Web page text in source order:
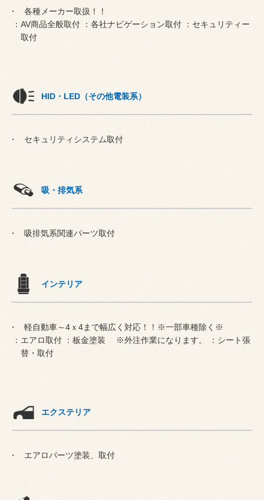
各種メーカー取扱！！
：AV商品全般取付 ：各社ナビゲーション取付 ：セキュリティー
取付
HID・LED（その他電装系）
セキュリティシステム取付
吸・排気系
吸排気系関連パーツ取付
インテリア
軽自動車～4ｘ4まで幅広く対応！！※一部車種除く※
：エアロ取付 ：板金塗装 ※外注作業になります。 ：シート張
替・取付
エクステリア
エアロパーツ塗装、取付